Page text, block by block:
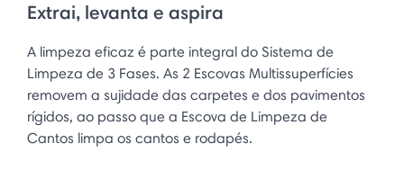
Extrai, levanta e aspira
A limpeza eficaz é parte integral do Sistema de
Limpeza de 3 Fases. As 2 Escovas Multissuperfícies
removem a sujidade das carpetes e dos pavimentos
rígidos, ao passo que a Escova de Limpeza de
Cantos limpa os cantos e rodapés. ​